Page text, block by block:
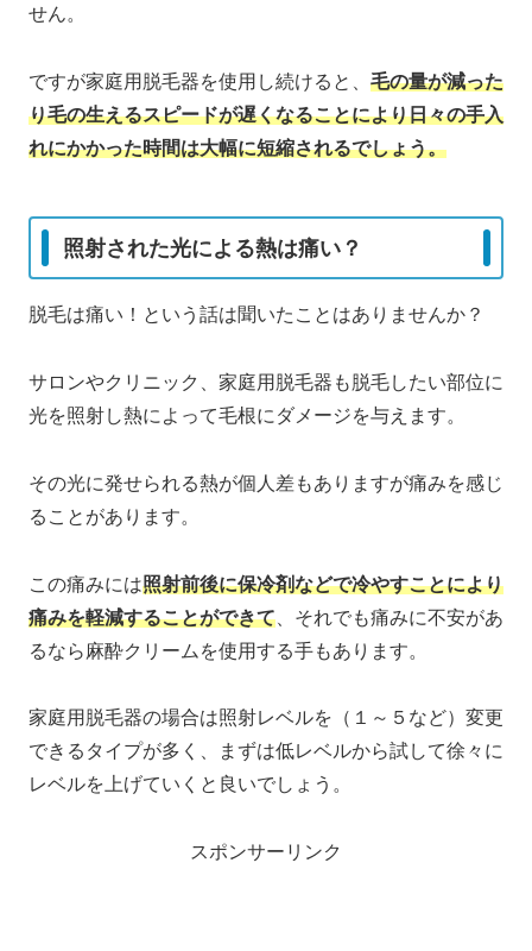
せん。
ですが家庭用脱毛器を使用し続けると、 毛の量が減った
り毛の生えるスピードが遅くなることにより日々の手入
れにかかった時間は大幅に短縮されるでしょう。
照射された光による熱は痛い？
脱毛は痛い！という話は聞いたことはありませんか？
サロンやクリニック、家庭用脱毛器も脱毛したい部位に
光を照射し熱によって毛根にダメージを与えます。
その光に発せられる熱が個人差もありますが痛みを感じ
ることがあります。
この痛みには照射前後に保冷剤などで冷やすことにより
痛みを軽減することができて 、それでも痛みに不安があ
るなら麻酔クリームを使用する手もあります。
家庭用脱毛器の場合は照射レベルを（１～５など）変更
できるタイプが多く、まずは低レベルから試して徐々に
レベルを上げていくと良いでしょう。
スポンサーリンク